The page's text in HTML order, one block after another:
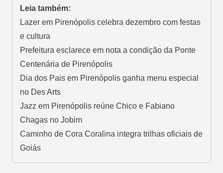
Leia também:
Lazer em Pirenópolis celebra dezembro com festas
e cultura
Prefeitura esclarece em nota a condição da Ponte
Centenária de Pirenópolis
Dia dos Pais em Pirenópolis ganha menu especial
no Des Arts
Jazz em Pirenópolis reúne Chico e Fabiano
Chagas no Jobim
Caminho de Cora Coralina integra trilhas oficiais de
Goiás